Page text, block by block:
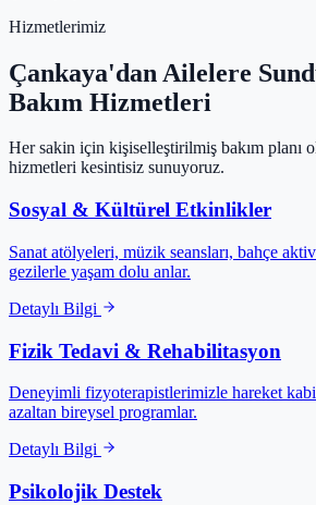
Hizmetlerimiz
Çankaya'dan Ailelere
Bakım Hizmetleri
Her sakin için kişiselleştirilmiş bakım planı
hizmetleri kesintisiz sunuyoruz.
Sosyal & Kültürel Etkinlikler
Sanat atölyeleri, müzik seansları, bahçe
gezilerle yaşam dolu anlar.
Detaylı Bilgi
Fizik Tedavi & Rehabilitasyon
Deneyimli fizyoterapistlerimizle hareket
azaltan bireysel programlar.
Detaylı Bilgi
Psikolojik Destek